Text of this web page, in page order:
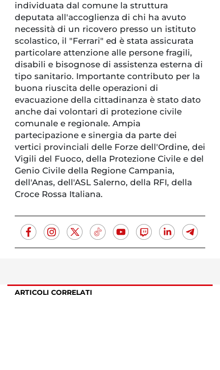
individuata dal comune la struttura
deputata all'accoglienza di chi ha avuto
necessità di un ricovero presso un istituto
scolastico, il "Ferrari" ed è stata assicurata
particolare attenzione alle persone fragili,
disabili e bisognose di assistenza esterna di
tipo sanitario. Importante contributo per la
buona riuscita delle operazioni di
evacuazione della cittadinanza è stato dato
anche dai volontari di protezione civile
comunale e regionale. Ampia
partecipazione e sinergia da parte dei
vertici provinciali delle Forze dell'Ordine, dei
Vigili del Fuoco, della Protezione Civile e del
Genio Civile della Regione Campania,
dell'Anas, dell'ASL Salerno, della RFI, della
Croce Rossa Italiana.
ARTICOLI CORRELATI